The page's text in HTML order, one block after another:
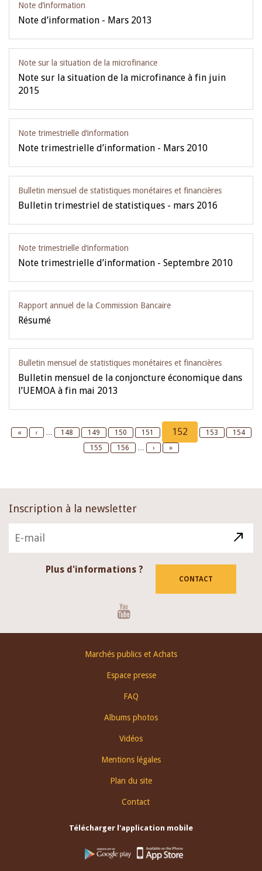
Note d’information
Note d’information - Mars 2013
Note sur la situation de la microfinance
Note sur la situation de la microfinance à fin juin
2015
Note trimestrielle d‘information
Note trimestrielle d’information - Mars 2010
Bulletin mensuel de statistiques monétaires et financières
Bulletin trimestriel de statistiques - mars 2016
Note trimestrielle d‘information
Note trimestrielle d’information - Septembre 2010
Rapport annuel de la Commission Bancaire
Résumé
Bulletin mensuel de statistiques monétaires et financières
Bulletin mensuel de la conjoncture économique dans
l’UEMOA à fin mai 2013
First
«
Previous
‹ … Page
148 Page
149 Page
150 Page
151
Current
page
152 Page
153 Page
154
Page
155 Page
156 …
Next
›
Last
»
Inscription à la newsletter
Plus d'informations ?
CONTACT
Marchés publics et Achats
Espace presse
FAQ
Albums photos
Vidéos
Mentions légales
Plan du site
Contact
Télécharger l'application mobile